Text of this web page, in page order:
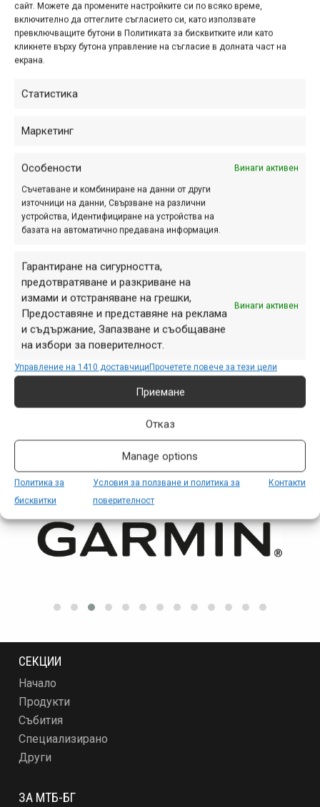
сайт. Можете да промените настройките си по всяко време,
включително да оттеглите съгласието си, като използвате
превключващите бутони в Политиката за бисквитките или като
кликнете върху бутона управление на съгласие в долната част на
екрана.
Статистика
Маркетинг
Особености Винаги активен
Съчетаване и комбиниране на данни от други
източници на данни, Свързване на различни
устройства, Идентифициране на устройства на
базата на автоматично предавана информация.
Гарантиране на сигурността,
предотвратяване и разкриване на
измами и отстраняване на грешки,
Предоставяне и представяне на реклама
и съдържание, Запазване и съобщаване
на избори за поверителност.
Винаги активен
Управление на 1410 доставчициПрочетете повече за тези цели
Приемане
Отказ
Manage options
Политика за
бисквитки
Условия за ползване и политика за
поверителност
Контакти
Ако някой иска пълни подробности (например разбивки
по категории, етапи и общо взето каквото друго ви
хрумне), може да разглежда на воля тук:
Организаторите обещаха, че утре ще е готово и
никакви разлики с предварителното, вероятно ще
Коментари и снимки от събитието можете да следите
във Facebook:
https://www.facebook.com/events/1475420939279211/
Етикети:Enduro Warriors Challenge,
Георги Радев , Иван Колев, класиране Ксилифор,
Мартина Григорова,михаил георгиев,огнян герджиков
събития
Предишна Следваща
СЕКЦИИ
Начало
Продукти
Събития
Специализирано
Други
ЗА МТБ-БГ